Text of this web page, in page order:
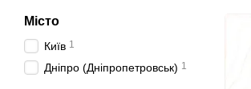
Місто
Київ 1
Дніпро (Дніпропетровськ) 1